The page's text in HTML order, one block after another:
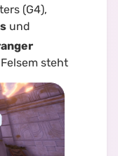
(G4),
und
steht